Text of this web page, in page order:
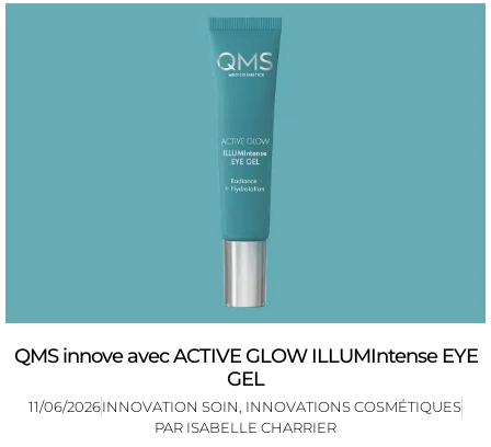
QMS innove avec ACTIVE GLOW ILLUMIntense EYE
GEL
11/06/2026INNOVATION SOIN, INNOVATIONS COSMÉTIQUES
PAR ISABELLE CHARRIER